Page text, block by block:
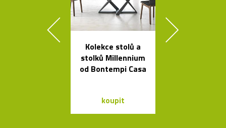
Kolekce stolů a
stolků Millennium
od Bontempi Casa
koupit